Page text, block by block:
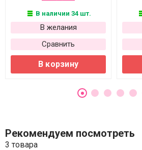
В наличии 34 шт.
В желания
Сравнить
В корзину
Рекомендуем посмотреть
3 товара